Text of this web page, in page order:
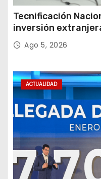
Tecnificación
inversión
Ago 5, 2026
ACTUALIDAD